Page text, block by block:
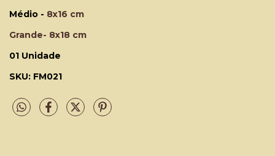
Médio - 8x16 cm
Grande- 8x18 cm
01 Unidade
SKU: FM021